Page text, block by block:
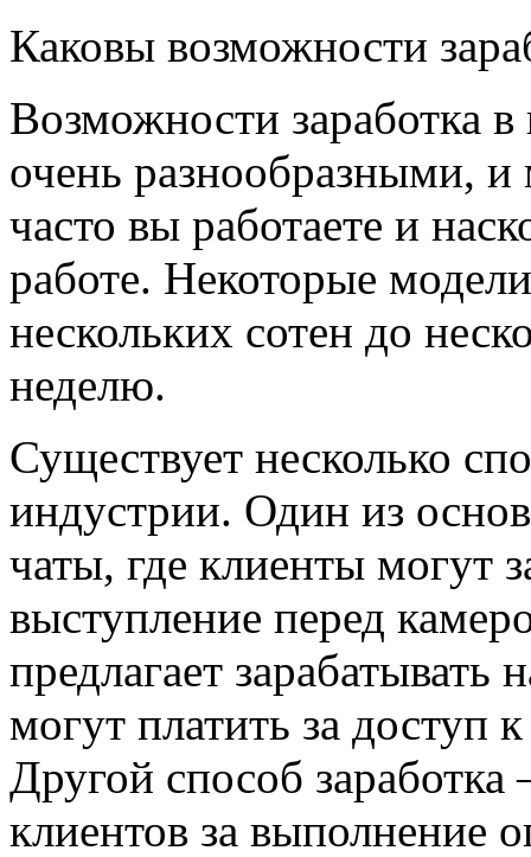
Каковы возможности
Возможности заработка
очень разнообразными, и
часто вы работаете и
работе. Некоторые
нескольких сотен до
неделю.
Существует несколько
индустрии. Один из
чаты, где клиенты могут
выступление перед
предлагает
могут платить за доступ
Другой способ
клиентов за выполнение